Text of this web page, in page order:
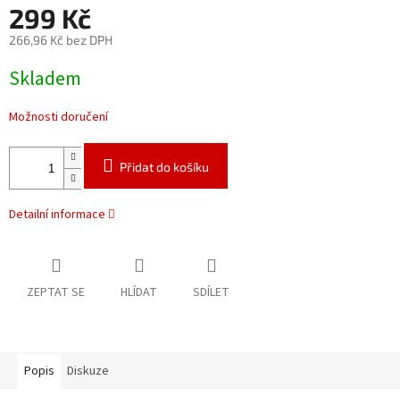
299 Kč
266,96 Kč bez DPH
cena:
Skladem
Možnosti doručení
Přidat do košíku
Detailní informace
ZEPTAT SE HLÍDAT SDÍLET
Popis Diskuze